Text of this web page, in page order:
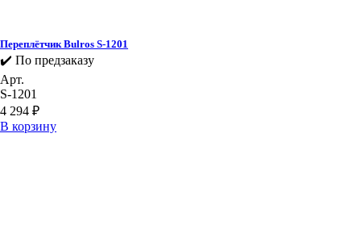
Переплётчик Bulros S-1201
✔️ По предзаказу
Арт.
S-1201
4 294 ₽
В корзину